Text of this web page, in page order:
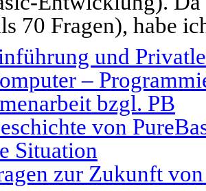
70 Fragen), habe
und
–
bzgl. PB
von
Situation
zur Zukunft